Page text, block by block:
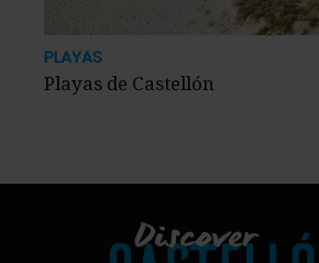
PLAYAS
Playas de Castellón